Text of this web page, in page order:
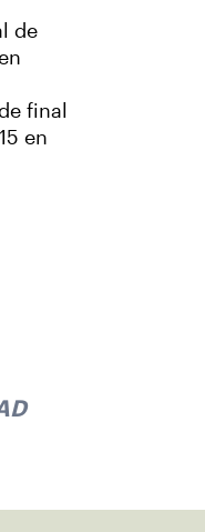
de
final
en